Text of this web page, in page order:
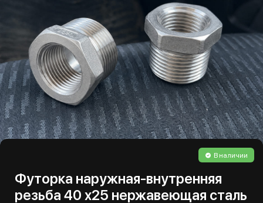
В наличии
Футорка наружная-внутренняя
резьба 40 х25 нержавеющая сталь